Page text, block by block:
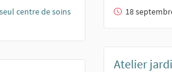
centre de soins
18
Atelier